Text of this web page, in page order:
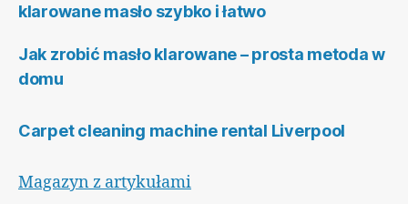
klarowane masło szybko i łatwo
Jak zrobić masło klarowane – prosta metoda w
domu
Carpet cleaning machine rental Liverpool
Magazyn z artykułami